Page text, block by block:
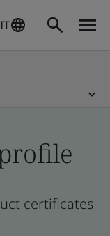
certificates